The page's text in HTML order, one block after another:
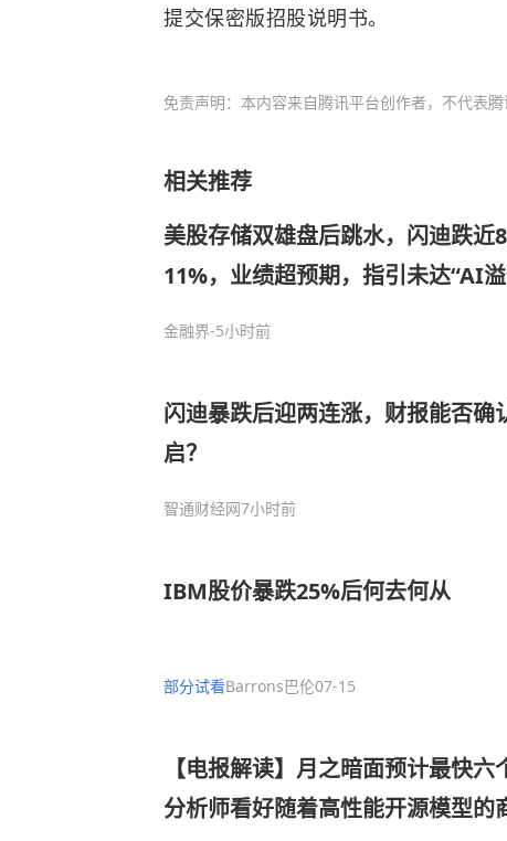
提交保密版招股说明书。
免责声明：本内容来自腾讯平台创作者，不代表腾
相关推荐
美股存储双雄盘后跳水，闪迪跌近
11%，业绩超预期，指引未达“AI
金融界-5小时前
闪迪暴跌后迎两连涨，财报能否确
启？
智通财经网7小时前
IBM股价暴跌25%后何去何从
部分试看Barrons巴伦07-15
【电报解读】月之暗面预计最快六
分析师看好随着高性能开源模型的